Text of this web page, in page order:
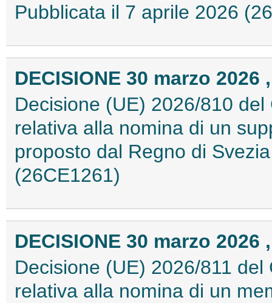
Pubblicata il 7 aprile 2026
DECISIONE 30 marzo 2026
Decisione (UE) 2026/810
relativa alla nomina di un
proposto dal Regno di
(26CE1261)
DECISIONE 30 marzo 2026
Decisione (UE) 2026/811
relativa alla nomina di un